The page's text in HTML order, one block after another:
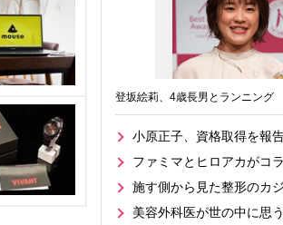
登坂絵莉、4歳長男とランニング
小原正子、資格取得を報
ファミマとヒロアカがコ
施す側から見た整形のカ
美容外科医が世の中に思